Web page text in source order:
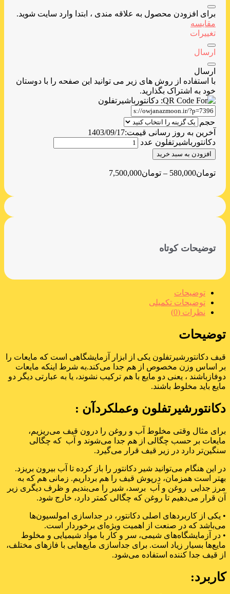
برای افزودن محصول به علاقه مندی ، ابتدا وارد سایت شوید.
مقایسه
تغییرات
ارسال
ارسال
با استفاده از روش های زیر می توانید این صفحه را با دوستان
خود به اشتراک بگذارید.
حجم
آخرین به روز رسانی قیمت:1403/09/17
دکانتورباشیرتفلون عدد
افزودن به سبد خرید
تومان580,000
– تومان7,500,000
توضیحات کوتاه
توضیحات
توضیحات تکمیلی
نظرات (0)
توضیحات
قیف دکانتورشیرتفلون یکی از ابزار آزمایشگاهی است که مایعات را
بر اساس وزن مخصوص از هم جدا می‌کند.به شرط اینکه مایعات
دوفازباشند ، یعنی دو مایع با هم ترکیب نشوند، یا به عبارتی دیگر دو
مایع باید مخلوط باشند.
دکانتورشیرتفلون وعملکردآن :
برای مثال وقتی مخلوط آب و روغن را درون قیف می‌ریزیم،
مایعات بر حسب چگالی از هم جدا می‌شوند و آب که چگالی
سنگین‌تر دارد در زیر قیف قرار می‌گیرد.
در این هنگام می‌توانید شیر دکانتور را باز کرده تا آب بیرون بریزد.
بهتر است همزمان، درپوش قیف را هم برداریم. زمانی هم که به
مرز جدایی روغن و آب برسد، شیر را می‌بندیم و ظرف دیگری زیر
آن قرار می‌دهیم تا روغن که چگالی کمتر دارد، خارج شود.
• یکی از کاربرد‌های اصلی دکانتور، در جداسازی امولسیون‌ها
می‌باشد که در صنعت از اهمیت ویژه‌‌ای برخوردار است.
• در آزمایشگاه‌های شیمی، سر و کار با مواد شیمیایی و مخلوط
مایع‌ها بسیار زیاد است. برای جداسازی مایع‌هایی با فاز‌های مختلف،
از قیف جدا کننده استفاده می‌شود.
کاربرد: